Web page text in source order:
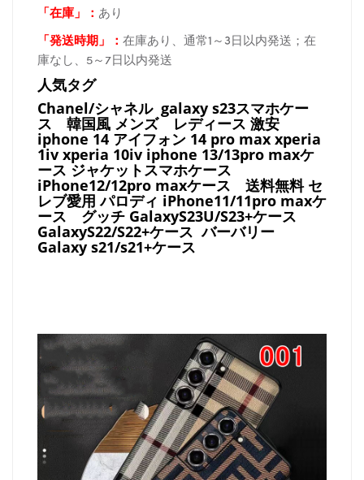
「在庫 」： あり
「発送時期 」： 在庫あり、通常1～3日以内発送；在
庫なし、5～7日以内発送
人気タグ
Chanel/シャネル galaxy s23スマホケー
ス 韓国風 メンズ レディース 激安
iphone 14 アイフォン 14 pro max xperia
1iv xperia 10iv iphone 13/13pro maxケ
ース ジャケットスマホケース
iPhone12/12pro maxケース 送料無料 セ
レブ愛用 パロディ iPhone11/11pro maxケ
ース グッチ GalaxyS23U/S23+ケース
GalaxyS22/S22+ケース バーバリー
Galaxy s21/s21+ケース